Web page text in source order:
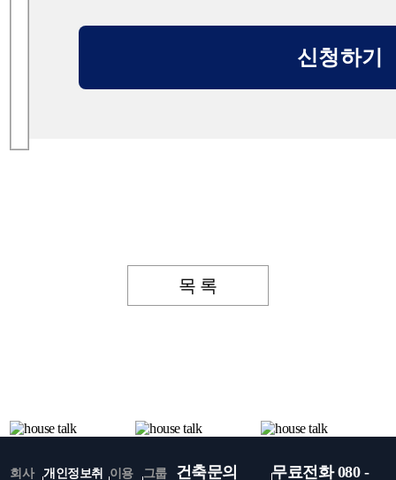
신청하기
목 록
회사
개인정보취
이용
그룹
건축문의
무료전화 080 -